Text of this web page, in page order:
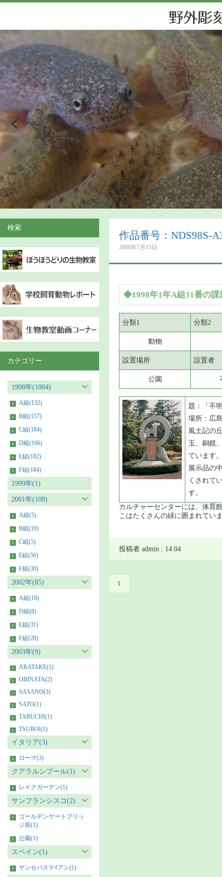
作品番号：NDS98S-
2008年7月15日
◆1998年1年A組31番の課
分類1 分類2
動物
設置場所 設置者
公園
題：「不
場所：広
風土記の
玉、銅鏡
ています
展示品の
くされて
す。
カルチャーセンターには、体育
こはたくさんの緑に囲まれてい
投稿者 admin : 14:04
1
検索
カテゴリー
1998年(1004)
A組(132)
B組(157)
C組(184)
D組(166)
E組(182)
F組(184)
1999年(1)
2001年(108)
A組(5)
B組(10)
C組(5)
E組(56)
F組(30)
2002年(85)
A組(18)
D組(8)
E組(31)
F組(28)
2003年(9)
ARATAKE(1)
OBINATA(2)
SASANO(3)
SATO(1)
TABUCHI(1)
TSUBOI(1)
イタリア(3)
ローマ(3)
クアラルンプール(1)
レイクガーデン(1)
サンフランシスコ(2)
ゴールデンゲートブリッ
ジ前(1)
公園(1)
スペイン(1)
サンセバステｲアン(1)